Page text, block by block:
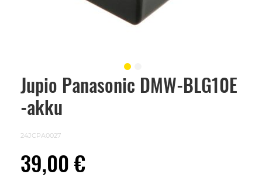
Jupio Panasonic DMW-BLG10E
-akku
24JCPA0027
39,00 €
Skip
beginning
images